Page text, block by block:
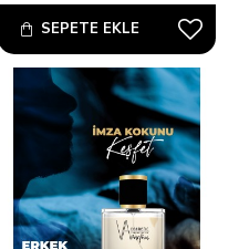
SEPETE EKLE